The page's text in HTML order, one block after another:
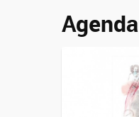
Agenda